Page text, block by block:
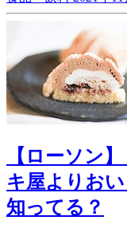
【ローソン
キ屋よりお
知ってる？